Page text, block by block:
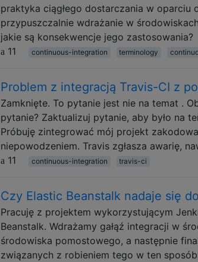
praktyka ciągłego dostarczania w
przypuszczalnie wdrażanie w
jakie są konsekwencje jego zastosowania?
11
continuous-integration terminology
Problem z integracją Travis-CI z
Zamknięte. To pytanie jest nie na temat .
pytanie? Zaktualizuj pytanie, aby było na
Próbuję zintegrować mój projekt
niepowodzeniem. Travis zgłasza awarię,
11
continuous-integration travis-ci
Czy Elastic Beanstalk nadaje się
Pracuję z projektem wykorzystującym
Beanstalk. Wdrażamy gałąź integracji w
środowiska pomostowego, a następnie
związanych z robieniem tego w ten